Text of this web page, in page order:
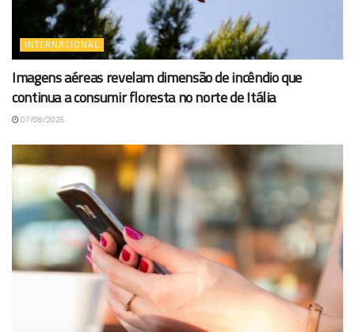
INTERNACIONAL
Imagens aéreas revelam dimensão de incêndio que
continua a consumir floresta no norte de Itália
07/08/2026